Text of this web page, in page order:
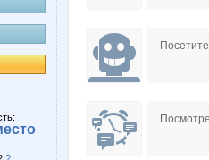
Radmira
elen76